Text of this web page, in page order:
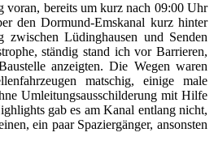
voran, bereits um kurz nach 09:00 Uhr
den Dormund-Emskanal kurz hinter
zwischen Lüdinghausen und Senden
ständig stand ich vor Barrieren,
anzeigten. Die Wegen waren
matschig, einige male
Umleitungsausschilderung mit Hilfe
gab es am Kanal entlang nicht,
ein paar Spaziergänger, ansonsten